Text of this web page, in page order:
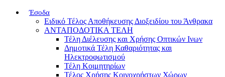
Έσοδα
Ειδικό Τέλος Αποθήκευσης Διοξειδίου του Άνθρακα
ΑΝΤΑΠΟΔΟΤΙΚΑ ΤΕΛΗ
Τέλη Διέλευσης και Χρήσης Οπτικών Ινων
Δημοτικά Τέλη Καθαριότητας και
Ηλεκτροφωτισμού
Τέλη Κοιμητηρίων
Τέλος Χρήσης Κοινοχρήστων Χώρων